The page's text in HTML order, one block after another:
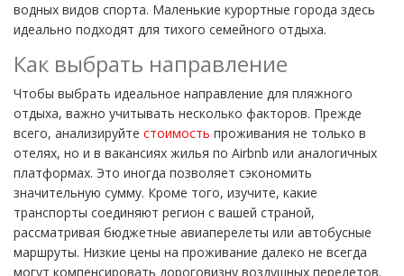
водных видов спорта. Маленькие курортные города здесь
идеально подходят для тихого семейного отдыха.
Как выбрать направление
Чтобы выбрать идеальное направление для пляжного
отдыха, важно учитывать несколько факторов. Прежде
всего, анализируйте стоимость проживания не только в
отелях, но и в вакансиях жилья по Airbnb или аналогичных
платформах. Это иногда позволяет сэкономить
значительную сумму. Кроме того, изучите, какие
транспорты соединяют регион с вашей страной,
рассматривая бюджетные авиаперелеты или автобусные
маршруты. Низкие цены на проживание далеко не всегда
могут компенсировать дороговизну воздушных перелетов.